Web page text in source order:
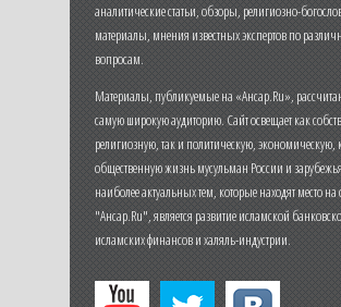
аналитические статьи, обзоры, религиозно-
материалы, мнения известных экспертов по
вопросам.
Материалы, публикуемые на «Ансар.Ru»,
самую широкую аудиторию. Сайт освещает как
религиозную, так и политическую, экономическую,
общественную жизнь мусульман России и
наиболее актуальных тем, которые находят место на
"Ансар.Ru", является развитие исламской
исламских финансов и халяль-индустрии.